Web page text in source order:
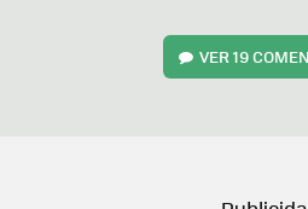
VER19